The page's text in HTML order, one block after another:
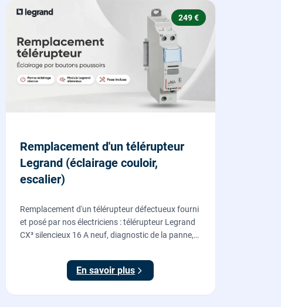
249 €
Remplacement d'un télérupteur
Legrand (éclairage couloir,
escalier)
Remplacement d'un télérupteur défectueux fourni
et posé par nos électriciens : télérupteur Legrand
CX³ silencieux 16 A neuf, diagnostic de la panne,
depuis tous vos boutons poussoirs.
En savoir plus